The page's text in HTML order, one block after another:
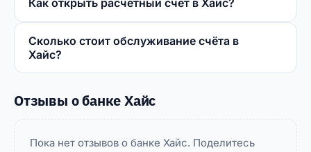
Как открыть расчётный счёт в Хайс?
Сколько стоит обслуживание счёта в
Хайс?
Отзывы о банке Хайс
Пока нет отзывов о банке Хайс. Поделитесь